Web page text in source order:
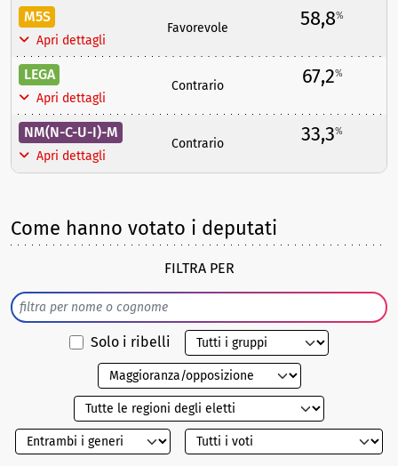
M5S
Apri dettagli
Favorevole 58,8%
LEGA
Apri dettagli
Contrario 67,2%
NM(N-C-U-I)-M
Apri dettagli
Contrario 33,3%
Come hanno votato i deputati
FILTRA PER
Solo i ribelli